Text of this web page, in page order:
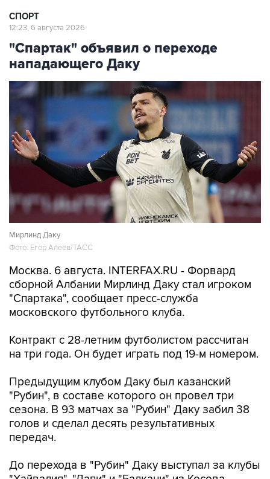
СПОРТ
12:23, 6 августа 2026
"Спартак" объявил о переходе
нападающего Даку
Мирлинд Даку
Фото: Егор Алеев/ТАСС
Москва. 6 августа. INTERFAX.RU - Форвард
сборной Албании Мирлинд Даку стал игроком
"Спартака", сообщает пресс-служба
московского футбольного клуба.
Контракт с 28-летним футболистом рассчитан
на три года. Он будет играть под 19-м номером.
Предыдущим клубом Даку был казанский
"Рубин", в составе которого он провел три
сезона. В 93 матчах за "Рубин" Даку забил 38
голов и сделал десять результативных
передач.
До перехода в "Рубин" Даку выступал за клубы